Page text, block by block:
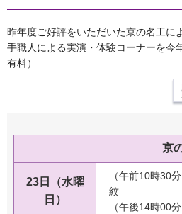
昨年度ご好評をいただいた京の名工に
手職人による実演・体験コーナーを今
有料）
京
23日（水曜
日）
（午前10時30
紋
（午後14時00